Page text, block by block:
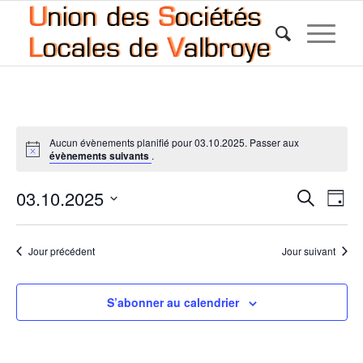
Aucun évènements planifié pour 03.10.2025. Passer aux
évènements suivants .
et
vues
Recherche
de
Jour
03.10.2025
date.Jour précédent Jour suivant
S’abonner au calendrier